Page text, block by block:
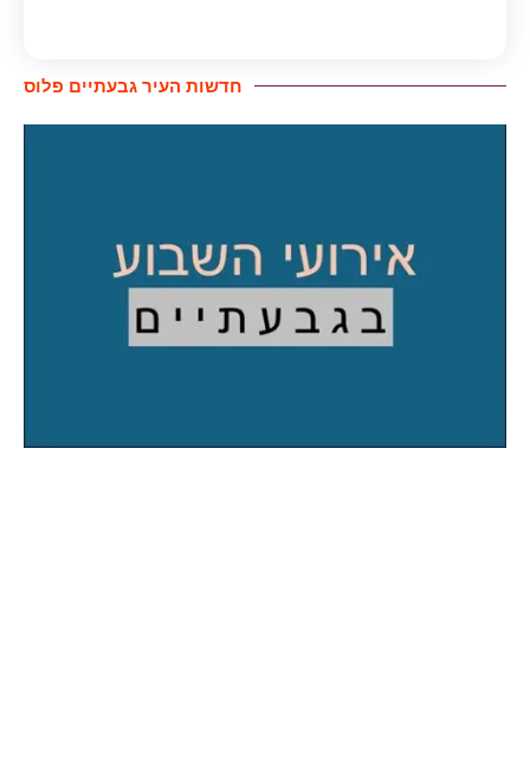
חדשות העיר גבעתיים פלוס